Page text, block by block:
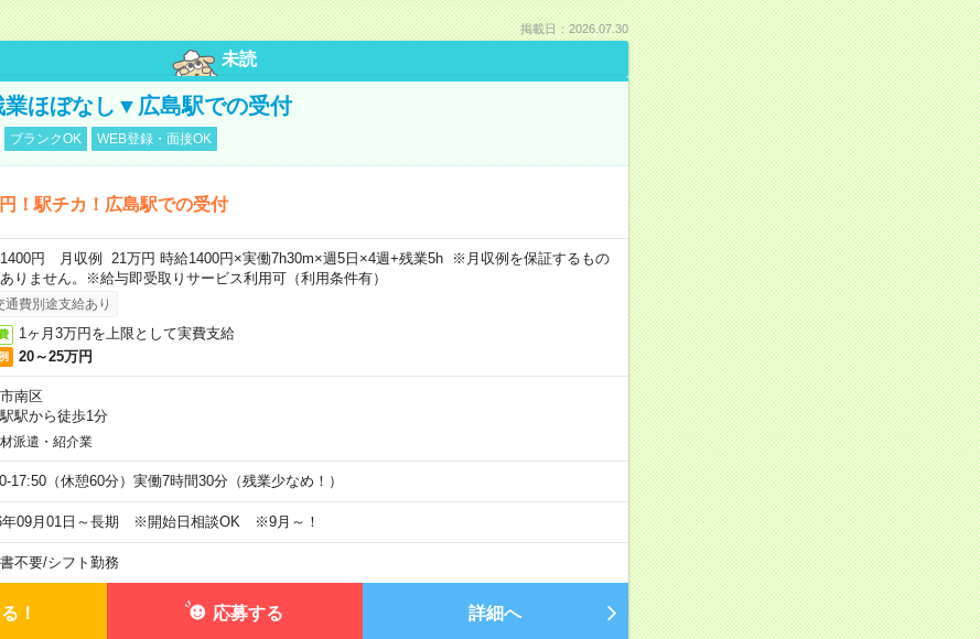
掲載日：2026.07.30
未読
業ほぼなし▼広島駅での受付
ブランクOK WEB登録・面接OK
！駅チカ！広島駅での受付
円 月収例 21万円 時給1400円×実働7h30m×週5日×4週+残業5h ※月収例を保証するもの
りません。※給与即受取りサービス利用可（利用条件有）
通費別途支給あり
1ヶ月3万円を上限として実費支給
20～25万円
南区
駅から徒歩1分
派遣・紹介業
17:50（休憩60分）実働7時間30分（残業少なめ！）
年09月01日～長期 ※開始日相談OK ※9月～！
不要/シフト勤務
！ 応募する 詳細へ